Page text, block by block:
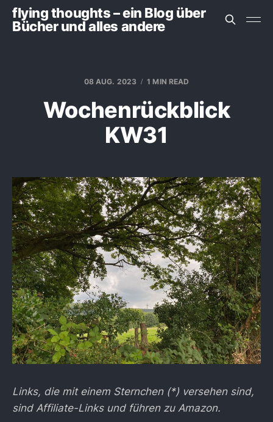
flying thoughts – ein Blog über
Bücher und alles andere
08 AUG. 2023 1 MIN READ
Wochenrückblick
KW31
Links, die mit einem Sternchen (*) versehen sind,
sind Affiliate-Links und führen zu Amazon.